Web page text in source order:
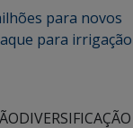
para novos
para irrigação
DIVERSIFICAÇÃO